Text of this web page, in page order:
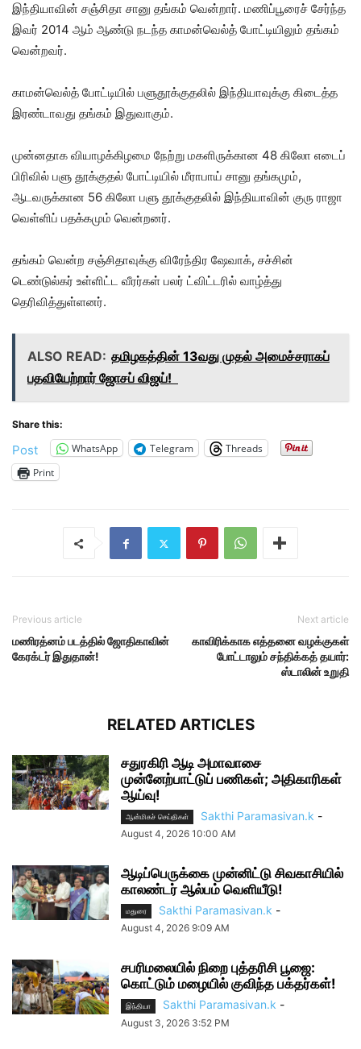
இந்தியாவின் சஞ்சிதா சானு தங்கம் வென்றார். மணிப்பூரைச் சேர்ந்த
இவர் 2014 ஆம் ஆண்டு நடந்த காமன்வெல்த் போட்டியிலும் தங்கம்
வென்றவர்.
காமன்வெல்த் போட்டியில் பளுதூக்குதலில் இந்தியாவுக்கு கிடைத்த
இரண்டாவது தங்கம் இதுவாகும்.
முன்னதாக வியாழக்கிழமை நேற்று மகளிருக்கான 48 கிலோ எடைப்
பிரிவில் பளு தூக்குதல் போட்டியில் மீராபாய் சானு தங்கமும்,
ஆடவருக்கான 56 கிலோ பளு தூக்குதலில் இந்தியாவின் குரு ராஜா
வெள்ளிப் பதக்கமும் வென்றனர்.
தங்கம் வென்ற சஞ்சிதாவுக்கு விரேந்திர ஷேவாக், சச்சின்
டெண்டுல்கர் உள்ளிட்ட வீரர்கள் பலர் ட்விட்டரில் வாழ்த்து
தெரிவித்துள்ளனர்.
ALSO READ: தமிழகத்தின் 13வது முதல் அமைச்சராகப்
பதவியேற்றார் ஜோசப் விஜய்!
Share this:
Post WhatsApp Telegram
Threads
Print
Previous article
மணிரத்னம் படத்தில் ஜோதிகாவின்
கேரக்டர் இதுதான்!
Next article
காவிரிக்காக எத்தனை வழக்குகள்
போட்டாலும் சந்திக்கத் தயார்:
ஸ்டாலின் உறுதி
RELATED ARTICLES
சதுரகிரி ஆடி அமாவாசை
முன்னேற்பாட்டுப் பணிகள்; அதிகாரிகள்
ஆய்வு!
ஆன்மிகச் செய்திகள் Sakthi Paramasivan.k -
August 4, 2026 10:00 AM
ஆடிப்பெருக்கை முன்னிட்டு சிவகாசியில்
காலண்டர் ஆல்பம் வெளியீடு!
மதுரை Sakthi Paramasivan.k -
August 4, 2026 9:09 AM
சபரிமலையில் நிறை புத்தரிசி பூஜை:
கொட்டும் மழையில் குவிந்த பக்தர்கள்!
இந்தியா Sakthi Paramasivan.k -
August 3, 2026 3:52 PM